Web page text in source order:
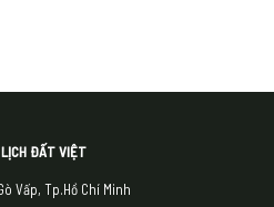
LỊCH ĐẤT VIỆT
Vấp, Tp.Hồ Chí Minh